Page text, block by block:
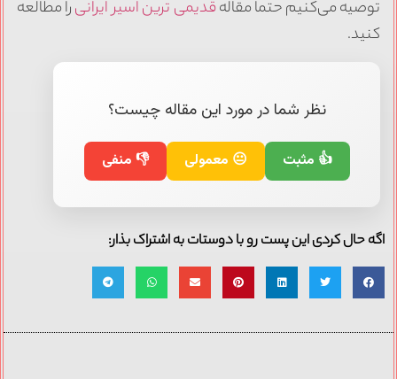
توصیه می‌کنیم حتماً مقالهقدیمی ترین اسیر ایرانیرا مطالعه
کنید.
نظر شما در مورد این مقاله چیست؟
👍 مثبت 😐 معمولی 👎 منفی
اگه حال کردی این پست رو با دوستات به اشتراک بذار: